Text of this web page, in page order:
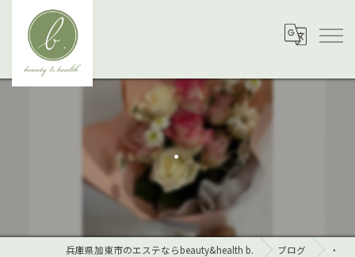
・
兵庫県加東市のエステならbeauty&health b. ブログ ・